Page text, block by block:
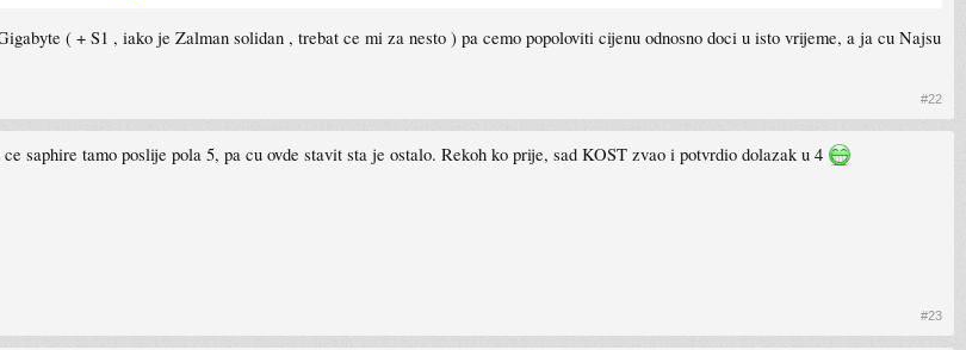
( + S1 , iako je Zalman solidan , trebat ce mi za nesto ) pa cemo popoloviti cijenu odnosno doci u isto vrijeme, a ja cu Najsu
#22
tamo poslije pola 5, pa cu ovde stavit sta je ostalo. Rekoh ko prije, sad KOST zvao i potvrdio dolazak u 4
#23